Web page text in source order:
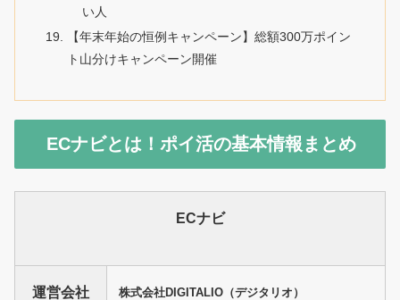
い人
【年末年始の恒例キャンペーン】総額300万ポイン
ト山分けキャンペーン開催
ECナビとは！ポイ活の基本情報まとめ
ECナビ
運営会社 株式会社DIGITALIO（デジタリオ）